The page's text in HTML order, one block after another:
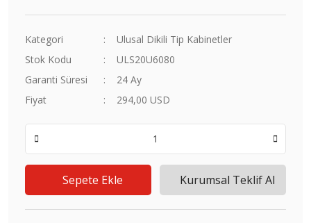
Kategori
Ulusal Dikili Tip Kabinetler
Stok Kodu
ULS20U6080
Garanti Süresi
24 Ay
Fiyat
294,00 USD
Sepete Ekle Kurumsal Teklif Al